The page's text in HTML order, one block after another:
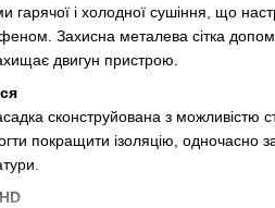
гарячої і холодної сушіння, що
Захисна металева сітка
двигун пристрою.
сконструйована з можливістю
покращити ізоляцію, одночасно